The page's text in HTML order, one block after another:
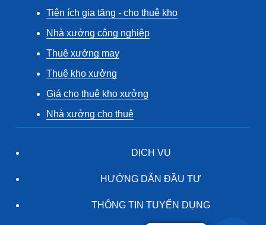
Tiện ích gia tăng - cho thuê kho
Nhà xưởng công nghiệp
Thuê xưởng may
Thuê kho xưởng
Giá cho thuê kho xưởng
Nhà xưởng cho thuê
DỊCH VỤ
HƯỚNG DẪN ĐẦU TƯ
THÔNG TIN TUYỂN DỤNG